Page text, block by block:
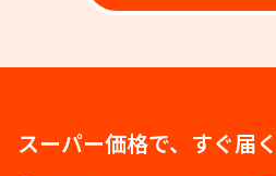
スーパー価格で、すぐ届く